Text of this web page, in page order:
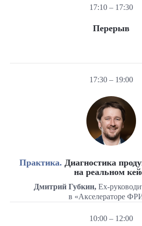
17:10 – 17:30
Перерыв
17:30 – 19:00
Практика. Диагностика
на реальном
Дмитрий Губкин, Ex-
в «Акселераторе
10:00 – 12:00